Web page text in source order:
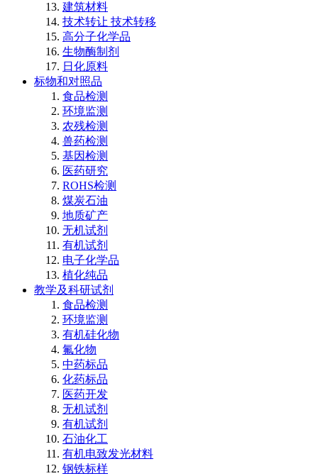
建筑材料
技术转让 技术转移
高分子化学品
生物酶制剂
日化原料
标物和对照品
食品检测
环境监测
农残检测
兽药检测
基因检测
医药研究
ROHS检测
煤炭石油
地质矿产
无机试剂
有机试剂
电子化学品
植化纯品
教学及科研试剂
食品检测
环境监测
有机硅化物
氟化物
中药标品
化药标品
医药开发
无机试剂
有机试剂
石油化工
有机电致发光材料
钢铁标样